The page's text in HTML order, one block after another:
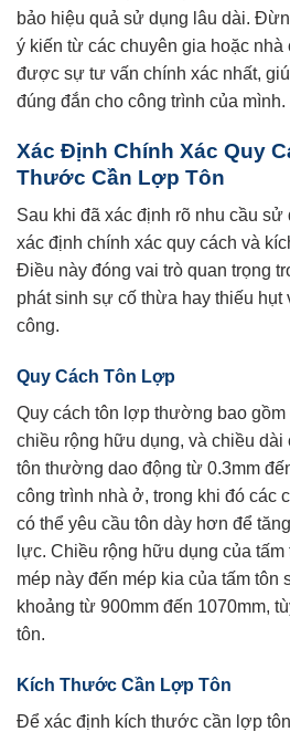
bảo hiệu quả sử dụng lâu dài.
ý kiến từ các chuyên gia hoặc nhà
được sự tư vấn chính xác nhất,
đúng đắn cho công trình của mình.
Xác Định Chính Xác Quy
Thước Cần Lợp Tôn
Sau khi đã xác định rõ nhu cầu
xác định chính xác quy cách và
Điều này đóng vai trò quan trọng
phát sinh sự cố thừa hay thiếu hụt
công.
Quy Cách Tôn Lợp
Quy cách tôn lợp thường bao gồm
chiều rộng hữu dụng, và chiều dài
tôn thường dao động từ 0.3mm
công trình nhà ở, trong khi đó các
có thể yêu cầu tôn dày hơn để
lực. Chiều rộng hữu dụng của
mép này đến mép kia của tấm tôn
khoảng từ 900mm đến 1070mm,
tôn.
Kích Thước Cần Lợp Tôn
Để xác định kích thước cần lợp